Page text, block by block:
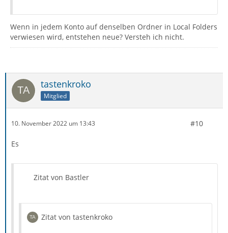
Wenn in jedem Konto auf denselben Ordner in Local Folders
verwiesen wird, entstehen neue? Versteh ich nicht.
tastenkroko
Mitglied
10. November 2022 um 13:43 #10
Es
Zitat von Bastler
Zitat von tastenkroko